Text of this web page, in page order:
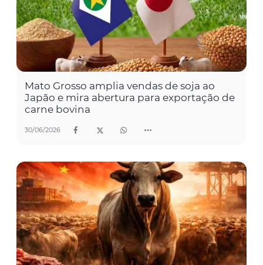
Mato Grosso amplia vendas de soja ao
Japão e mira abertura para exportação de
carne bovina
30/06/2026